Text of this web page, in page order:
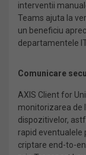
interventii
Teams ajuta la
un beneficiu
departamentele
Comunicare
AXIS Client for
monitorizarea de
dispozitivelor,
rapid eventualele
criptare end-to-